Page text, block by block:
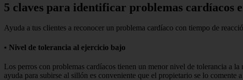
5 claves para identificar problemas cardíacos
Ayuda a tus clientes a reconocer un problema cardíaco con tiempo de
• Nivel de tolerancia al ejercicio bajo
Los perros con problemas cardíacos tienen un menor nivel de tolerancia a
ayuda para subirse al sillón es conveniente que el propietario se lo